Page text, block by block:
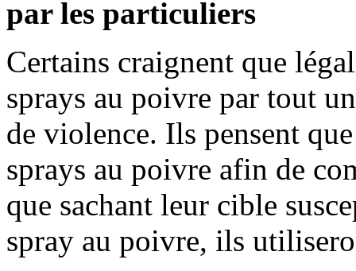
par les particuliers
Certains craignent que
sprays au poivre par tout
de violence. Ils pensent
sprays au poivre afin de
que sachant leur cible
spray au poivre, ils